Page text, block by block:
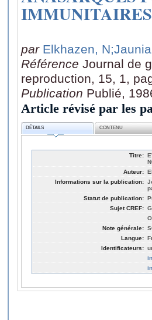
par Elkhazen, N
Référence Journal de
reproduction, 15, 1,
Publication Publié,
Article révisé par les
DÉTAILS CONTENU
Titre:
Auteur:
Informations sur la publication:
Statut de publication:
Sujet CREF:
Note générale:
Langue:
Identificateurs: